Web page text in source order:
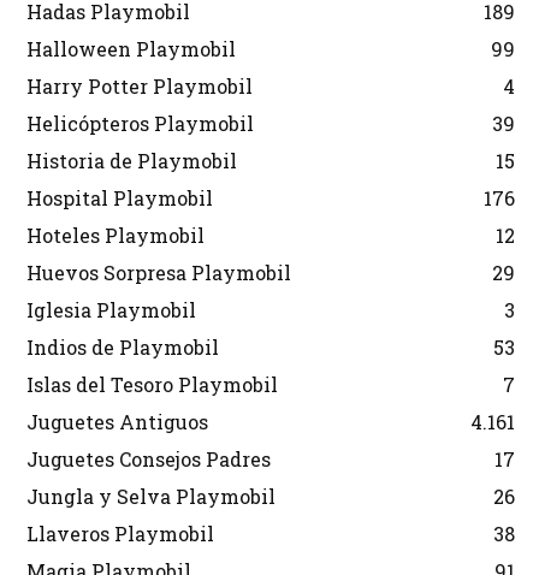
Hadas Playmobil
189
Halloween Playmobil
99
Harry Potter Playmobil
4
Helicópteros Playmobil
39
Historia de Playmobil
15
Hospital Playmobil
176
Hoteles Playmobil
12
Huevos Sorpresa Playmobil
29
Iglesia Playmobil
3
Indios de Playmobil
53
Islas del Tesoro Playmobil
7
Juguetes Antiguos
4.161
Juguetes Consejos Padres
17
Jungla y Selva Playmobil
26
Llaveros Playmobil
38